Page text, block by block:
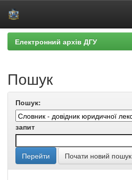
Skip
navigation
Електронний архів ДГУ
Пошук
Пошук:
запит
Почати новий пошук